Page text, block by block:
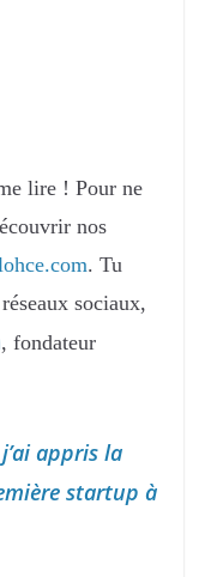
lire ! Pour ne
nos
. Tu
sociaux,
, fondateur
appris la
startup à